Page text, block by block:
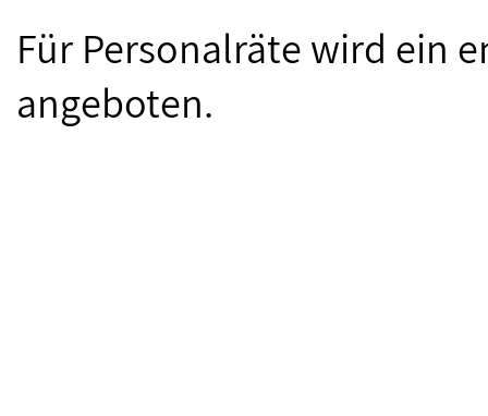
Für Personalräte wird ein
angeboten.